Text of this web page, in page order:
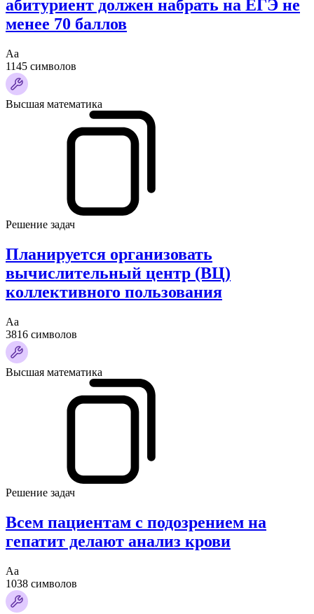
абитуриент должен набрать на ЕГЭ не
менее 70 баллов
Аа
1145 символов
Высшая математика
Решение задач
Планируется организовать
вычислительный центр (ВЦ)
коллективного пользования
Аа
3816 символов
Высшая математика
Решение задач
Всем пациентам с подозрением на
гепатит делают анализ крови
Аа
1038 символов